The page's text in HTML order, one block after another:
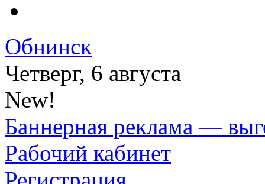
Обнинск
Четверг, 6 августа
New!
Баннерная реклама —
Рабочий кабинет